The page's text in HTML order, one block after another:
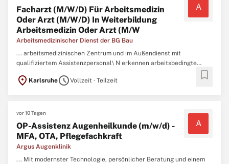
Facharzt (M/W/D) Für Arbeitsmedizin
Oder Arzt (M/W/D) In Weiterbildung
Arbeitsmedizin Oder Arzt (M/W
Arbeitsmedizinischer Dienst der BG Bau
A
... arbeitsmedizinischen Zentrum und im Außendienst mit
qualifiziertem Assistenzpersonal\ N erkennen arbeitsbedingte
Berater (m/w/d) beim betrieblichen Gesundheitsmanagement in
location_on KarlsruhescheduleVollzeit · Teilzeit bookmark
vor 10 Tagen
OP-Assistenz Augenheilkunde (m/w/d) -
MFA, OTA, Pflegefachkraft
Argus Augenklinik
A
... Mit modernster Technologie, persönlicher Beratung und einem